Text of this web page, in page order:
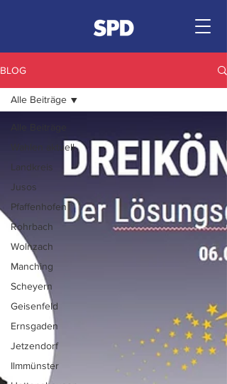
BLOG
Wahlen aktuell
Landkreis
Jusos
Pfaffenhofen
Rohrbach
Wolnzach
Manching
Scheyern
Geisenfeld
Ernsgaden
Jetzendorf
Ilmmünster
Alle Beiträge